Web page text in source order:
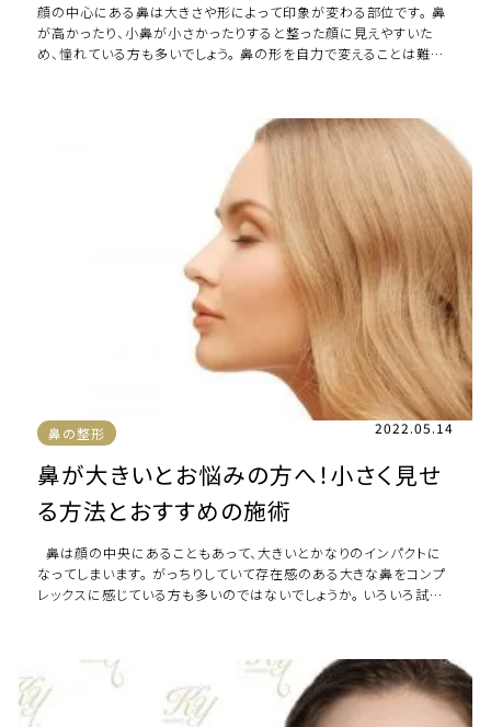
顔の中心にある鼻は大きさや形によって印象が変わる部位です。 鼻
が高かったり、小鼻が小さかったりすると整った顔に見えやすいた
め、憧れている方も多いでしょう。 鼻の形を自力で変えることは難し
鼻の整形 2022.05.14
鼻が大きいとお悩みの方へ！小さく見せ
る方法とおすすめの施術
鼻は顔の中央にあることもあって、大きいとかなりのインパクトに
なってしまいます。 がっちりしていて存在感のある大きな鼻をコンプ
レックスに感じている方も多いのではないでしょうか。 いろいろ試し